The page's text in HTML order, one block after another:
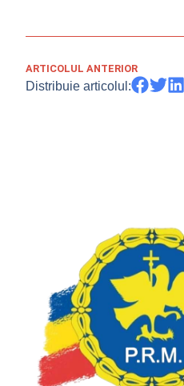
ARTICOLUL ANTERIOR
Distribuie articolul: